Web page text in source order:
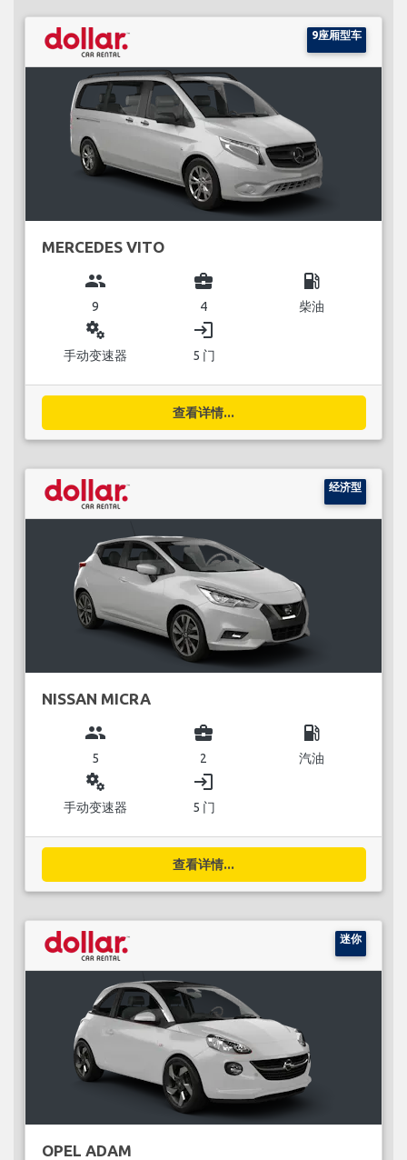
9座厢型车
MERCEDES VITO
group
9
business_center
4
local_gas_station
柴油
miscellaneous_services
手动变速器
login
5 门
查看详情...
经济型
NISSAN MICRA
group
5
business_center
2
local_gas_station
汽油
miscellaneous_services
手动变速器
login
5 门
查看详情...
迷你
OPEL ADAM